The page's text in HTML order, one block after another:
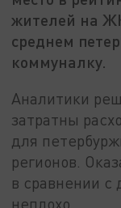
жителей на
среднем
коммуналку.
Аналитики
затратны
для
регионов.
в сравнении с
неплохо.